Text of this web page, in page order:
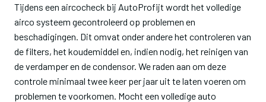
Tijdens een aircocheck bij AutoProfijt wordt het volledige
airco systeem gecontroleerd op problemen en
beschadigingen. Dit omvat onder andere het controleren van
de filters, het koudemiddel en, indien nodig, het reinigen van
de verdamper en de condensor. We raden aan om deze
controle minimaal twee keer per jaar uit te laten voeren om
problemen te voorkomen. Mocht een volledige auto